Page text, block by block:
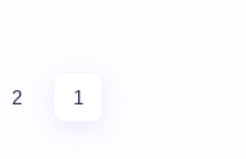
1
2